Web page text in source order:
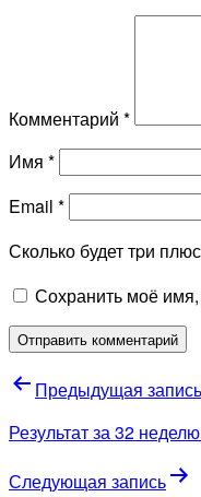
Комментарий *
Имя *
Email *
Сколько будет тpи
Сохранить моё
Навигация
по
Предыдущая запись
Результат за 32
Следующая запись